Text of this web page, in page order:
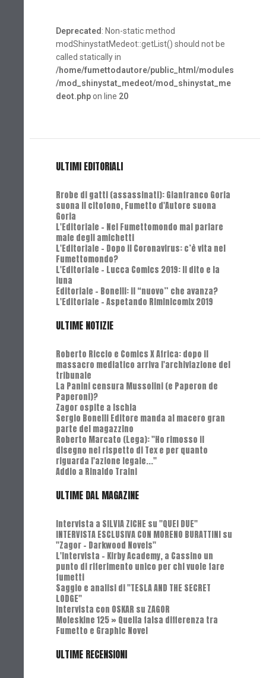
Deprecated : Non-static method
modShinystatMedeot::getList() should not be
called statically in
/home/fumettodautore/public_html/modules
/mod_shinystat_medeot/mod_shinystat_me
deot.phpon line 20
ULTIMI EDITORIALI
Rrobe di gatti (assassinati): Gianfranco Goria
suona il citofono, Fumetto d'Autore suona
Goria
L'Editoriale - Nel Fumettomondo mai parlare
male degli amichetti
L'Editoriale - Dopo il Coronavirus: c’è vita nel
Fumettomondo?
L'Editoriale - Lucca Comics 2019: Il dito e la
luna
Editoriale - Bonelli: il “nuovo” che avanza?
L'Editoriale - Aspetando Riminicomix 2019
ULTIME NOTIZIE
Roberto Riccio e Comics X Africa: dopo il
massacro mediatico arriva l'archiviazione del
tribunale
La Panini censura Mussolini (e Paperon de
Paperoni)?
Zagor ospite a Ischia
Sergio Bonelli Editore manda al macero gran
parte del magazzino
Roberto Marcato (Lega): "Ho rimosso il
disegno nel rispetto di Tex e per quanto
riguarda l'azione legale..."
Addio a Rinaldo Traini
ULTIME DAL MAGAZINE
Intervista a SILVIA ZICHE su "QUEI DUE"
INTERVISTA ESCLUSIVA CON MORENO BURATTINI su
"Zagor - Darkwood Novels"
L'Intervista - Kirby Academy, a Cassino un
punto di riferimento unico per chi vuole fare
fumetti
Saggio e analisi di "TESLA AND THE SECRET
LODGE"
Intervista con OSKAR su ZAGOR
Moleskine 125 » Quella falsa differenza tra
Fumetto e Graphic Novel
ULTIME RECENSIONI